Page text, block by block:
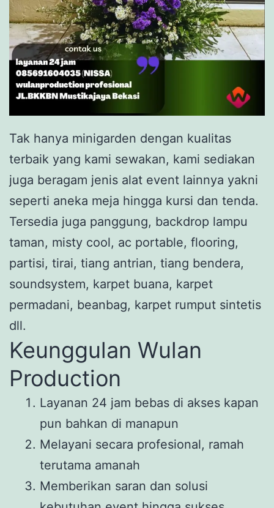
Tak hanya minigarden dengan kualitas
terbaik yang kami sewakan, kami sediakan
juga beragam jenis alat event lainnya yakni
seperti aneka meja hingga kursi dan tenda.
Tersedia juga panggung, backdrop lampu
taman, misty cool, ac portable, flooring,
partisi, tirai, tiang antrian, tiang bendera,
soundsystem, karpet buana, karpet
permadani, beanbag, karpet rumput sintetis
dll.
Keunggulan Wulan
Production
Layanan 24 jam bebas di akses kapan
pun bahkan di manapun
Melayani secara profesional, ramah
terutama amanah
Memberikan saran dan solusi